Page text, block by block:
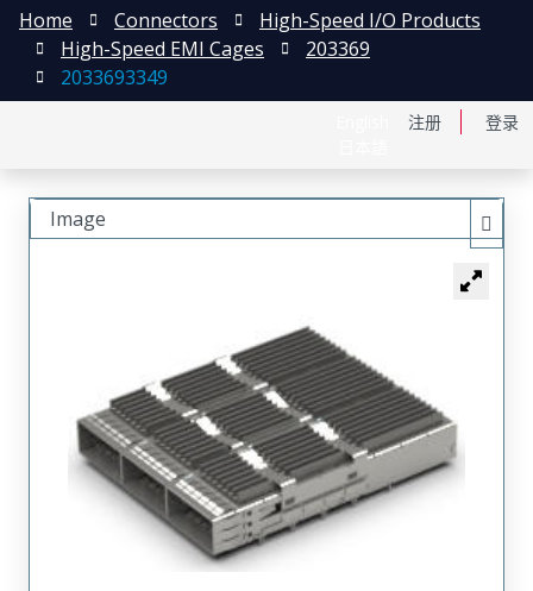
注册 登录
Home Connectors
High-Speed I/O Products
High-Speed EMI Cages
203369
2033693349
Image